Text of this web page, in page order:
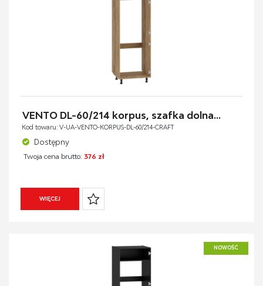
VENTO DL-60/214 korpus, szafka dolna...
Kod towaru: V-UA-VENTO-KORPUS-DL-60/214-CRAFT
Dostępny
Twoja cena brutto: 376 zł
WIĘCEJ
NOWOŚĆ